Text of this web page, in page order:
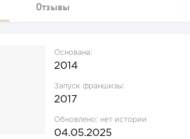
Отзывы
Основана:
2014
Запуск франшизы:
2017
Обновлено: нет истории
04.05.2025